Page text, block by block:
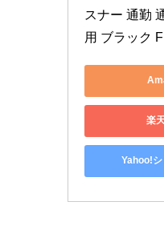
スナー 通勤
用 ブラック F
楽
Yahoo!